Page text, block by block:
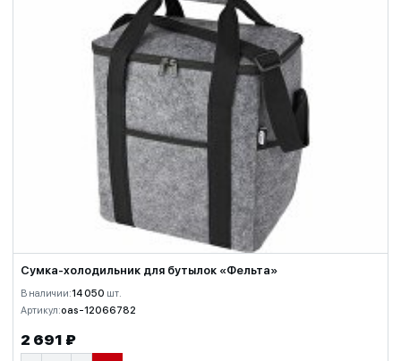
Сумка-холодильник для бутылок «Фельта»
В наличии:14 050 шт.
Артикул:oas-12066782
2 691 ₽